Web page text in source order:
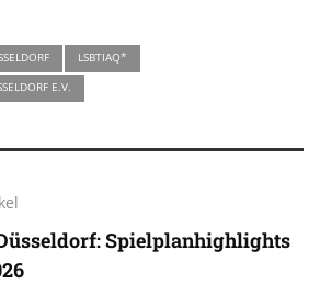
LSBTIAQ*
E.V.
Spielplanhighlights